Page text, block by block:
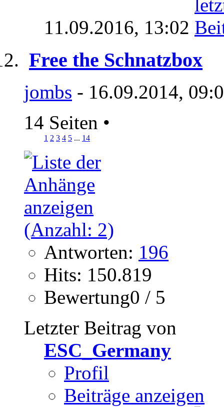
11.09.2016, 13:02
Free the Schnatzbox
jombs - 16.09.2014,
14 Seiten •
1 2 3 4 5 ... 14
Antworten: 196
Hits: 150.819
Bewertung0 / 5
Letzter Beitrag von
ESC_Germany
Profil
Beiträge anzeigen